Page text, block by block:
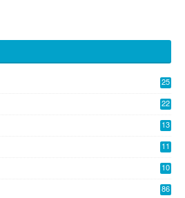
25
22
13
11
10
86